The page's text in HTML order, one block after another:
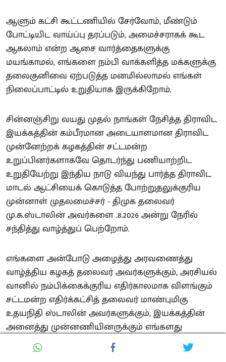
ஆளும் கட்சி கூட்டணியில் சேர்வோம், மீண்டும்
போட்டியிட வாய்ப்பு தரப்படும், அமைச்சராகக் கூட
ஆகலாம் என்ற ஆசை வார்த்தைகளுக்கு
மயங்காமல், எங்களை நம்பி வாக்களித்த மக்களுக்கு
தலைகுனிவை ஏற்படுத்த மனமில்லாமல் எங்கள்
நிலைப்பாட்டில் உறுதியாக இருக்கிறோம்.
சின்னஞ்சிறு வயது முதல் நாங்கள் நேசித்த திராவிட
இயக்கத்தின் கம்பீரமான அடையாளமான திராவிட
முன்னேற்றக் கழகத்தின் சட்டமன்ற
உறுப்பினர்களாகவே தொடர்ந்து பணியாற்றிட
உறுதியேற்று இந்திய நாடு வியந்து பார்த்த திராவிட
மாடல் ஆட்சியைக் கொடுத்த போற்றுதலுக்குரிய
முன்னாள் முதலமைச்சர் - திமுக தலைவர்
மு.க.ஸ்டாலின் அவர்களை .8.2026 அன்று நேரில்
சந்தித்து வாழ்த்துப் பெற்றோம்.
எங்களை அன்போடு அழைத்து அரவணைத்து
வாழ்த்திய கழகத் தலைவர் அவர்களுக்கும், அரசியல்
வானில் நம்பிக்கைக்குரிய எதிர்காலமாக விளங்கும்
சட்டமன்ற எதிர்க்கட்சித் தலைவர் மாண்புமிகு
உதயநிதி ஸ்டாலின் அவர்களுக்கும், இயக்கத்தின்
அனைத்து முன்னணியினருக்கும் எங்களது
மனமார்ந்த நன்றியைத் தெரிவித்துக் கொள்கிறோம்.